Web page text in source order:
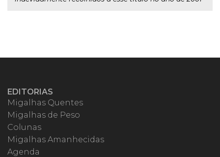
EDITORIAS
Migalhas Quentes
Migalhas de Peso
Colunas
Migalhas Amanhecidas
Agenda